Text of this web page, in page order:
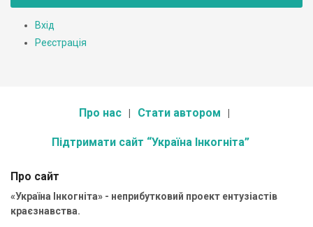
Вхід
Реєстрація
Про нас Стати автором
Підтримати сайт “Україна Інкогніта”
Про сайт
«Україна Інкогніта» - неприбутковий проект ентузіастів
краєзнавства.